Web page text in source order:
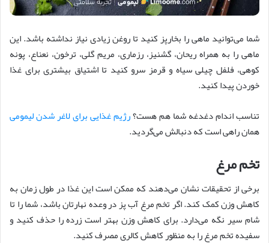
شما می‌توانید ماهی را بخارپز کنید تا روغن زیادی نیاز نداشته باشد. این
ماهی را به همراه ریحان، گشنیز، رزماری، مریم گلی، ترخون، نعناع، پونه
کوهی، فلفل چیلی سیاه و قرمز سرو کنید تا اشتیاق بیشتری برای غذا
خوردن پیدا کنید.
تناسب اندام دغدغه شما هم هست؟رژیم غذایی برای لاغر شدن لیمومی
همان راهی است که دنبالش می‌گردید.
تخم مرغ
برخی از تحقیقات نشان می‌دهند که ممکن است این غذا در طول زمان به
کاهش وزن کمک کند. اگر تخم مرغ آب پز در وعده نهارتان باشد، شما را تا
شام سیر نگه می‌دارد. برای کاهش وزن بهتر است زرده را حذف کنید و
سفیده تخم مرغ را به منظور کاهش کالری مصرف کنید.